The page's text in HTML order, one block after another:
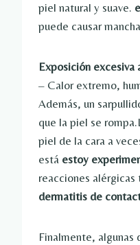
piel natural y suave.
puede causar
Exposición excesiva
– Calor extremo,
Además, un
que la piel se
piel de la cara a
está estoy
reacciones alérgicas
dermatitis de
Finalmente, algunas